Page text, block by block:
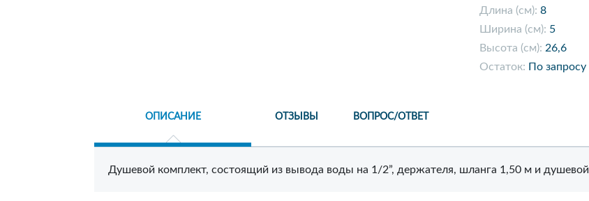
Длина (см): 8
Ширина (см): 5
Высота (см): 26,6
Остаток: По запросу
ОПИСАНИЕ ОТЗЫВЫ ВОПРОС/ОТВЕТ
Душевой комплект, состоящий из вывода воды на 1/2”, держателя, шланга 1,50 м и душевой